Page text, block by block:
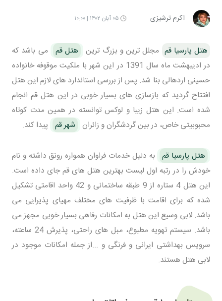
اکرم ترشیزی ۰۵ آبان ۱۴۰۲ | ۱۰:۰۰
هتل پارسیا قم مجلل ترین و بزرگ ترین هتل قم
می باشد که
در ادیبهشت ماه سال 1391 در این شهر با ملکیت موقوفه خانواده
حسینی اردهالی بنا شد. پس از بررسی استاندارد های لازم این هتل
افتتاح گردید که بازسازی های بسیار خوبی در این هتل قم انجام
شده است. این هتل زیبا و لوکس توانسته در همین مدت کوتاه
محبوبیتی خاص، در بین گردشگران و زائران شهر قم پیدا کند.
هتل پارسیا قم به دلیل خدمات فراوان همواره رونق داشته و نام
خودش را در رتبه اول لیست بهترین هتل های قم جای داده است.
این هتل 4 ستاره از 9 طبقه ساختمانی و 42 واحد اقامتی تشکیل
شده که برای اقامت با ظرفیت های مختلف مهیای پذیرایی می
باشد. لابی وسیع این هتل به امکانات رفاهی بسیار خوبی مجهز می
باشد. سیستم تهویه مطبوع، مبل های راحتی، پذیرش 24 ساعته،
سرویس بهداشتی ایرانی و فرنگی و ...از جمله امکانات موجود در
لابی هتل هستند.